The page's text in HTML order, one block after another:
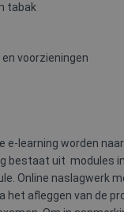
tabak
voorzieningen
e-learning worden
bestaat uit modules
Online naslagwerk
het afleggen van de